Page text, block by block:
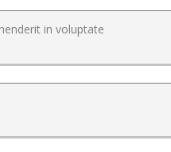
in voluptate